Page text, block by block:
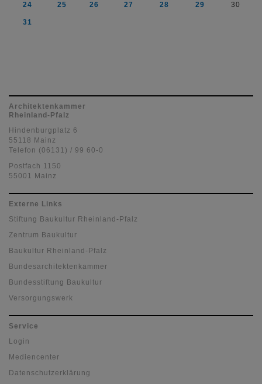
24 25 26 27 28 29 30
31
Architektenkammer
Rheinland-Pfalz
Hindenburgplatz 6
55118 Mainz
Telefon (06131) / 99 60-0
Postfach 1150
55001 Mainz
Externe Links
Stiftung Baukultur Rheinland-Pfalz
Zentrum Baukultur
Baukultur Rheinland-Pfalz
Bundesarchitektenkammer
Bundesstiftung Baukultur
Versorgungswerk
Service
Login
Mediencenter
Datenschutzerklärung